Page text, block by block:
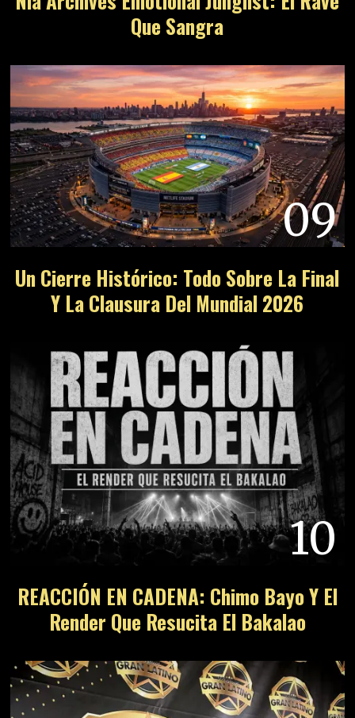
Que Sangra
09
Un Cierre Histórico: Todo Sobre La Final
Y La Clausura Del Mundial 2026
10
REACCIÓN EN CADENA: Chimo Bayo Y El
Render Que Resucita El Bakalao